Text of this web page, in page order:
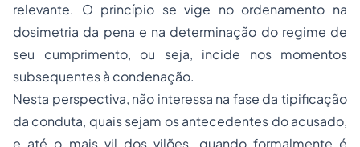
relevante. O princípio se vige no ordenamento na
dosimetria da pena e na determinação do regime de
seu cumprimento, ou seja, incide nos momentos
subsequentes à condenação.
Nesta perspectiva, não interessa na fase da tipificação
da conduta, quais sejam os antecedentes do acusado,
e até o mais vil dos vilões, quando formalmente é